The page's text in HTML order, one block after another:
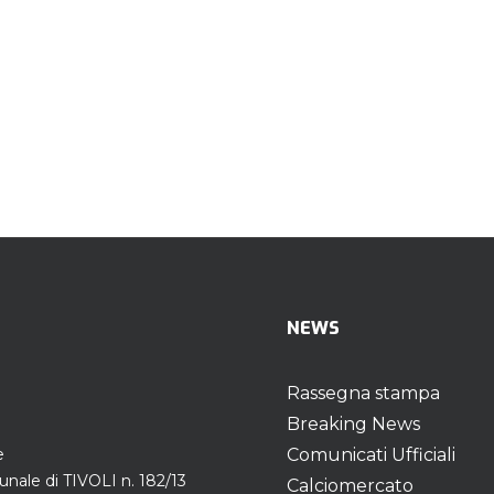
di TIVOLI n. 182/13
NEWS
Rassegna stampa
Breaking News
Comunicati Ufficiali
Calciomercato